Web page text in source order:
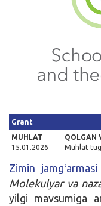
Grant
MUHLAT
15.01.2026
QOLGAN
Muhlat
Zimin jamgʻarmasi
Molekulyar va
yilgi mavsumiga